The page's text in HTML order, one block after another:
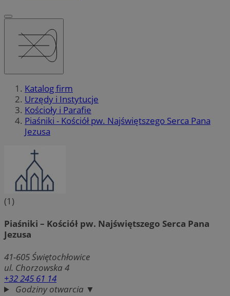
Katalog firm
Urzędy i Instytucje
Kościoły i Parafie
Piaśniki - Kościół pw. Najświętszego Serca Pana
Jezusa
(1)
Piaśniki – Kościół pw. Najświętszego Serca Pana
Jezusa
41-605Świętochłowice
ul. Chorzowska 4
+32 245 61 14
Godziny otwarcia ▼